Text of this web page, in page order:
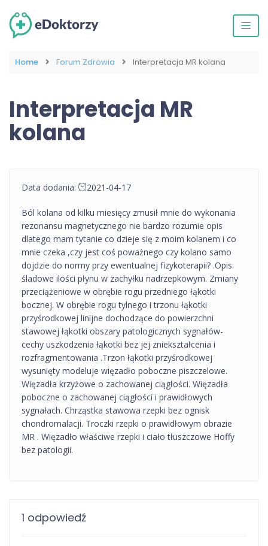
Home Forum Zdrowia Interpretacja MR kolana
Interpretacja MR
kolana
Data dodania: 2021-04-17
Ból kolana od kilku miesięcy zmusił mnie do wykonania
rezonansu magnetycznego nie bardzo rozumie opis
dlatego mam tytanie co dzieje się z moim kolanem i co
mnie czeka ,czy jest coś poważnego czy kolano samo
dojdzie do normy przy ewentualnej fizykoterapii? .Opis:
śladowe ilości płynu w zachyłku nadrzepkowym. Zmiany
przeciążeniowe w obrębie rogu przedniego łąkotki
bocznej. W obrębie rogu tylnego i trzonu łąkotki
przyśrodkowej linijne dochodzące do powierzchni
stawowej łąkotki obszary patologicznych sygnałów-
cechy uszkodzenia łąkotki bez jej zniekształcenia i
rozfragmentowania .Trzon łąkotki przyśrodkowej
wysunięty modeluje więzadło poboczne piszczelowe.
Więzadła krzyżowe o zachowanej ciągłości. Więzadła
poboczne o zachowanej ciągłości i prawidłowych
sygnałach. Chrząstka stawowa rzepki bez ognisk
chondromalacji. Troczki rzepki o prawidłowym obrazie
MR . Więzadło właściwe rzepki i ciało tłuszczowe Hoffy
bez patologii.
1 odpowiedź